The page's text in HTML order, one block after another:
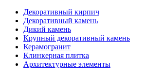
Декоративный кирпич
Декоративный камень
Дикий камень
Крупный декоративный камень
Керамогранит
Клинкерная плитка
Архитектурные элементы